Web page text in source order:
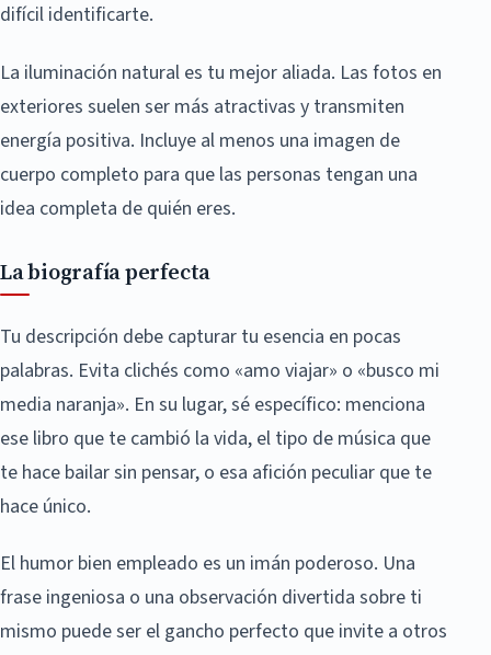
difícil identificarte.
La iluminación natural es tu mejor aliada. Las fotos en
exteriores suelen ser más atractivas y transmiten
energía positiva. Incluye al menos una imagen de
cuerpo completo para que las personas tengan una
idea completa de quién eres.
La biografía perfecta
Tu descripción debe capturar tu esencia en pocas
palabras. Evita clichés como «amo viajar» o «busco mi
media naranja». En su lugar, sé específico: menciona
ese libro que te cambió la vida, el tipo de música que
te hace bailar sin pensar, o esa afición peculiar que te
hace único.
El humor bien empleado es un imán poderoso. Una
frase ingeniosa o una observación divertida sobre ti
mismo puede ser el gancho perfecto que invite a otros